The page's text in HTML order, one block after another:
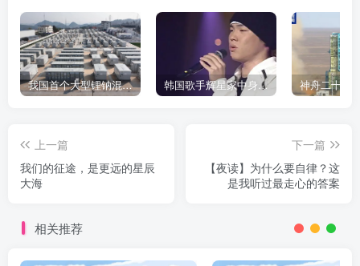
我国首个大型锂钠混合储能站投产，开启储能新时代 韩国歌手辉星家中身亡，终年43岁，警方调查死因
上一篇
我们的征途，是更远的星辰
大海
下一篇
【夜读】为什么要自律？这
是我听过最走心的答案
相关推荐